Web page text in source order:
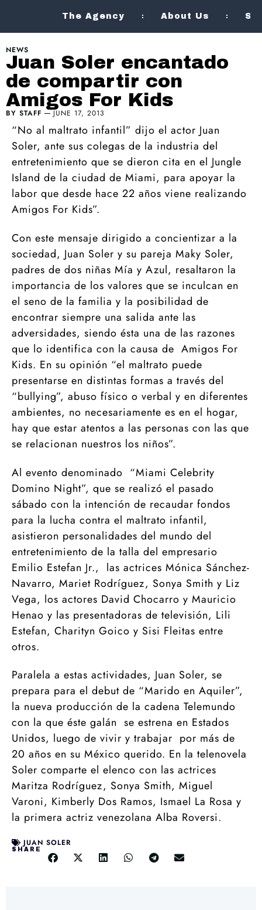
The Agency About Us
NEWS
Juan Soler encantado
de compartir con
Amigos For Kids
BY STAFF JUNE 17, 2013
“No al maltrato infantil” dijo el actor Juan
Soler, ante sus colegas de la industria del
entretenimiento que se dieron cita en el Jungle
Island de la ciudad de Miami, para apoyar la
labor que desde hace 22 años viene realizando
Amigos For Kids”.
Con este mensaje dirigido a concientizar a la
sociedad, Juan Soler y su pareja Maky Soler,
padres de dos niñas Mía y Azul, resaltaron la
importancia de los valores que se inculcan en
el seno de la familia y la posibilidad de
encontrar siempre una salida ante las
adversidades, siendo ésta una de las razones
que lo identifica con la causa de Amigos For
Kids. En su opinión “el maltrato puede
presentarse en distintas formas a través del
“bullying”, abuso físico o verbal y en diferentes
ambientes, no necesariamente es en el hogar,
hay que estar atentos a las personas con las que
se relacionan nuestros los niños”.
Al evento denominado “Miami Celebrity
Domino Night”, que se realizó el pasado
sábado con la intención de recaudar fondos
para la lucha contra el maltrato infantil,
asistieron personalidades del mundo del
entretenimiento de la talla del empresario
Emilio Estefan Jr., las actrices Mónica Sánchez-
Navarro, Mariet Rodríguez, Sonya Smith y Liz
Vega, los actores David Chocarro y Mauricio
Henao y las presentadoras de televisión, Lili
Estefan, Charityn Goico y Sisi Fleitas entre
otros.
Paralela a estas actividades, Juan Soler, se
prepara para el debut de “Marido en Aquiler”,
la nueva producción de la cadena Telemundo
con la que éste galán se estrena en Estados
Unidos, luego de vivir y trabajar por más de
20 años en su México querido. En la telenovela
Soler comparte el elenco con las actrices
Maritza Rodríguez, Sonya Smith, Miguel
Varoni, Kimberly Dos Ramos, Ismael La Rosa y
la primera actriz venezolana Alba Roversi.
JUAN SOLER
SHARE